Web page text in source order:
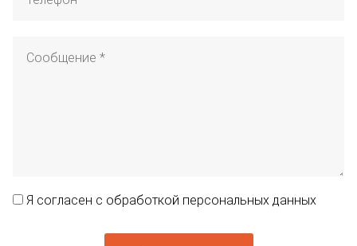
Я согласен с обработкой персональных данных